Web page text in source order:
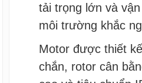
tải trọng lớn và
môi trường khắc
Motor được thiết
chắn, rotor cân